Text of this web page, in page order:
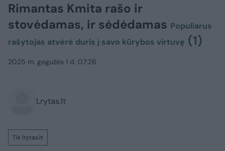
Rimantas Kmita rašo ir
stovėdamas, ir sėdėdamas Populiarus
rašytojas atvėrė duris į savo kūrybos virtuvę (1)
2025 m. gegužės 1 d. 07:26
Lrytas.lt
Tik lrytas.lt